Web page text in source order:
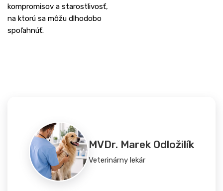
kompromisov a starostlivosť,
na ktorú sa môžu dlhodobo
spoľahnúť.
MVDr. Marek Odložilík
Veterinárny lekár